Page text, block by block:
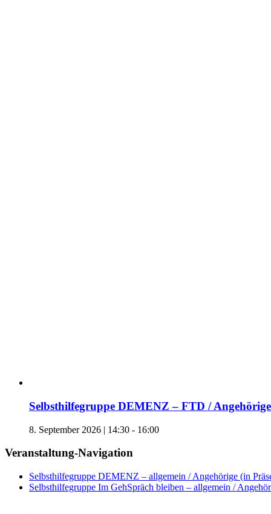
Selbsthilfegruppe DEMENZ – FTD /
8. September 2026 | 14:30 - 16:00
Veranstaltung-Navigation
Selbsthilfegruppe DEMENZ – allgemein / Angehörige (in
Selbsthilfegruppe Im GehSpräch bleiben – allgemein /